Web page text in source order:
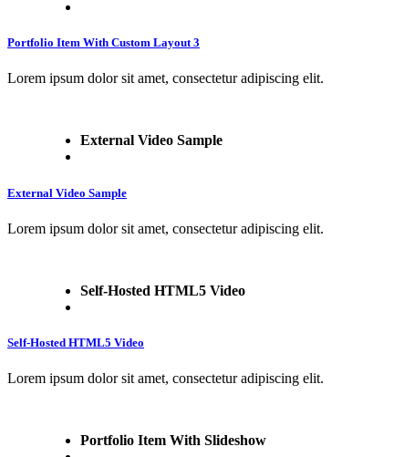
Portfolio Item With Custom Layout 3
Lorem ipsum dolor sit amet, consectetur adipiscing elit.
External Video Sample
External Video Sample
Lorem ipsum dolor sit amet, consectetur adipiscing elit.
Self-Hosted HTML5 Video
Self-Hosted HTML5 Video
Lorem ipsum dolor sit amet, consectetur adipiscing elit.
Portfolio Item With Slideshow